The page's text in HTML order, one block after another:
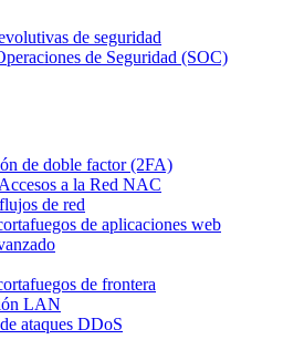
de seguridad
de Seguridad (SOC)
de doble factor (2FA)
a la Red NAC
de red
de aplicaciones web
de frontera
LAN
ataques DDoS